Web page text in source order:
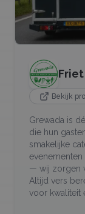
Bekijk
Grewada is
die hun
smakelijke
evenementen
— wij zorgen
Altijd vers
voor kwaliteit